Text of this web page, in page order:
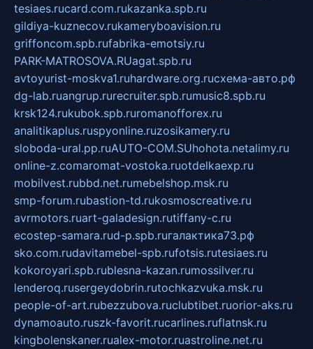
tesiaes.rucard.com.rukazanka.spb.ru
gildiya-kuznecov.rukameryboavision.ru
griffoncom.spb.rufabrika-emotsiy.ru
PARK-MATROSOVA.RUagat.spb.ru
avtoyurist-moskva1.ruhardware.org.ruсхема-авто.рф
dg-lab.ruangrup.rurecruiter.spb.rumusic8.spb.ru
krsk124.rukubok.spb.ruromanofforex.ru
analitikaplus.ruspyonline.ruzosikamery.ru
sloboda-ural.pp.ruAUTO-COM.SUhohota.netalimy.ru
online-z.comaromat-vostoka.ruotdelkaexp.ru
mobilvest.rubbd.net.rumebelshop.msk.ru
smp-forum.rubastion-td.rukosmoscreative.ru
avrmotors.ruart-galadesign.rutiffany-c.ru
ecostep-samara.rud-p.spb.ruгалактика73.рф
sko.com.rudavitamebel-spb.rufotsis.rutesiaes.ru
kokoroyari.spb.rublesna-kazan.rumossilver.ru
lenderoq.rusergeydobrin.rutochkazvuka.msk.ru
people-of-art.rubezzubova.ruclubtibet.ruorior-aks.ru
dynamoauto.ruszk-favorit.rucarlines.ruflatnsk.ru
kingbolenskaner.rualex-motor.ruastroline.net.ru